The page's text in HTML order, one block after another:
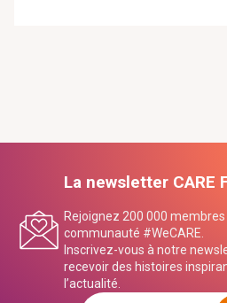
La newsletter CARE
Rejoignez 200 000
communauté #WeCARE.
Inscrivez-vous à notre
recevoir des histoires
l’actualité.